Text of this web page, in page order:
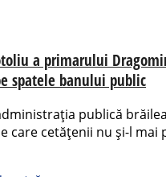
a primarului
spatele banului public
publică
care cetățenii nu și-l mai